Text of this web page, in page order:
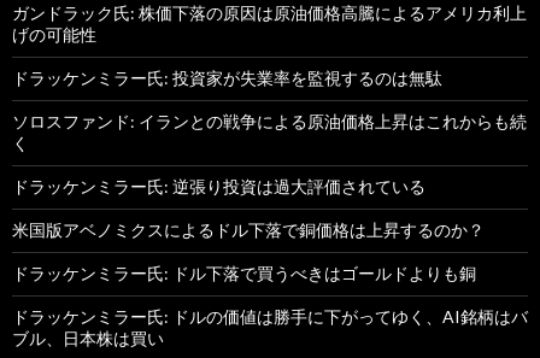
ガンドラック氏: 株価下落の原因は原油価格高騰によるアメリカ利上
げの可能性
ドラッケンミラー氏: 投資家が失業率を監視するのは無駄
ソロスファンド: イランとの戦争による原油価格上昇はこれからも続
く
ドラッケンミラー氏: 逆張り投資は過大評価されている
米国版アベノミクスによるドル下落で銅価格は上昇するのか？
ドラッケンミラー氏: ドル下落で買うべきはゴールドよりも銅
ドラッケンミラー氏: ドルの価値は勝手に下がってゆく、AI銘柄はバ
ブル、日本株は買い